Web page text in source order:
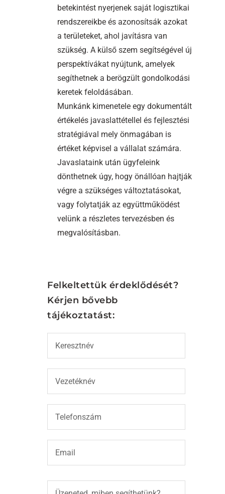
betekintést nyerjenek saját logisztikai
rendszereikbe és azonosítsák azokat
a területeket, ahol javításra van
szükség. A külső szem segítségével új
perspektívákat nyújtunk, amelyek
segíthetnek a berögzült gondolkodási
keretek feloldásában.
Munkánk kimenetele egy dokumentált
értékelés javaslattétellel és fejlesztési
stratégiával mely önmagában is
értéket képvisel a vállalat számára.
Javaslataink után ügyfeleink
dönthetnek úgy, hogy önállóan hajtják
végre a szükséges változtatásokat,
vagy folytatják az együttműködést
velünk a részletes tervezésben és
megvalósításban.
Felkeltettük érdeklődését?
Kérjen bővebb
tájékoztatást: